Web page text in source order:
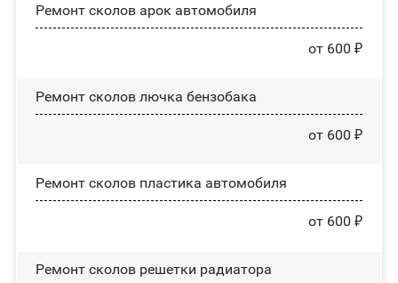
Ремонт сколов арок автомобиля
от 600 ₽
Ремонт сколов лючка бензобака
от 600 ₽
Ремонт сколов пластика автомобиля
от 600 ₽
Ремонт сколов решетки радиатора